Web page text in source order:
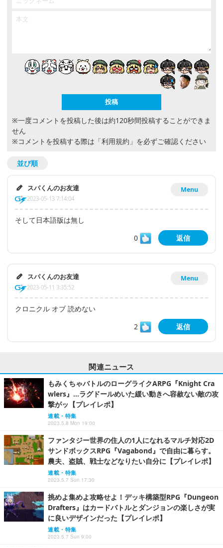
※一度コメントを投稿した後は約120秒間投稿することができま
せん
※コメントを投稿する際は 「利用規約」 を必ずご確認ください
並び順
Menu
スパくんのお友達
2023-05-13 7:14:04
そして日本語版は無し
0
返信
Menu
スパくんのお友達
2023-05-11 3:35:52
クロニクル オブ 読めない
2
返信
関連ニュース
もみくちゃバトルのローグライクARPG『Knight Cra
wlers』…ラグドールめいた緩い動きへ容赦ない敵の攻
撃がッ【プレイレポ】
連載・特集
2023.5.8 Mon 19:00
ファンタジー世界の住人の1人になれるマルチ対応2D
サンドボックスRPG『Vagabond』で自由に暮らす。
農夫、盗賊、戦士などなりたい自分に【プレイレポ】
連載・特集
2023.5.7 Sun 17:30
挑めよ集めよ攻略せよ！デッキ構築型RPG『Dungeon
Drafters』はカードバトルとダンジョンの楽しさが実
に良いデザインだった【プレイレポ】
連載・特集
2023.5.7 Sun 9:00